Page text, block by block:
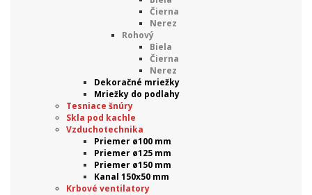
Čierna
Nerez
Rohový
Biela
Čierna
Nerez
Dekoračné mriežky
Mriežky do podlahy
Tesniace šnúry
Skla pod kachle
Vzduchotechnika
Priemer ø100 mm
Priemer ø125 mm
Priemer ø150 mm
Kanal 150x50 mm
Krbové ventilatory